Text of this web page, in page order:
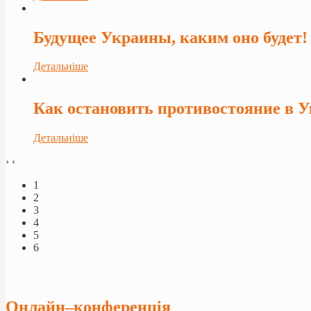
Будущее Украины, каким оно будет!
Детальніше
Как остановить противостояние в
Детальніше
› ‹
1
2
3
4
5
6
Онлайн–конференція